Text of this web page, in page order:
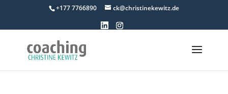
+177 7766890 ck@christinekewitz.de